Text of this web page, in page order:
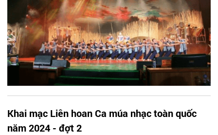
Khai mạc Liên hoan Ca múa nhạc toàn quốc
năm 2024 - đợt 2